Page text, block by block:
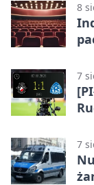
8
7
7